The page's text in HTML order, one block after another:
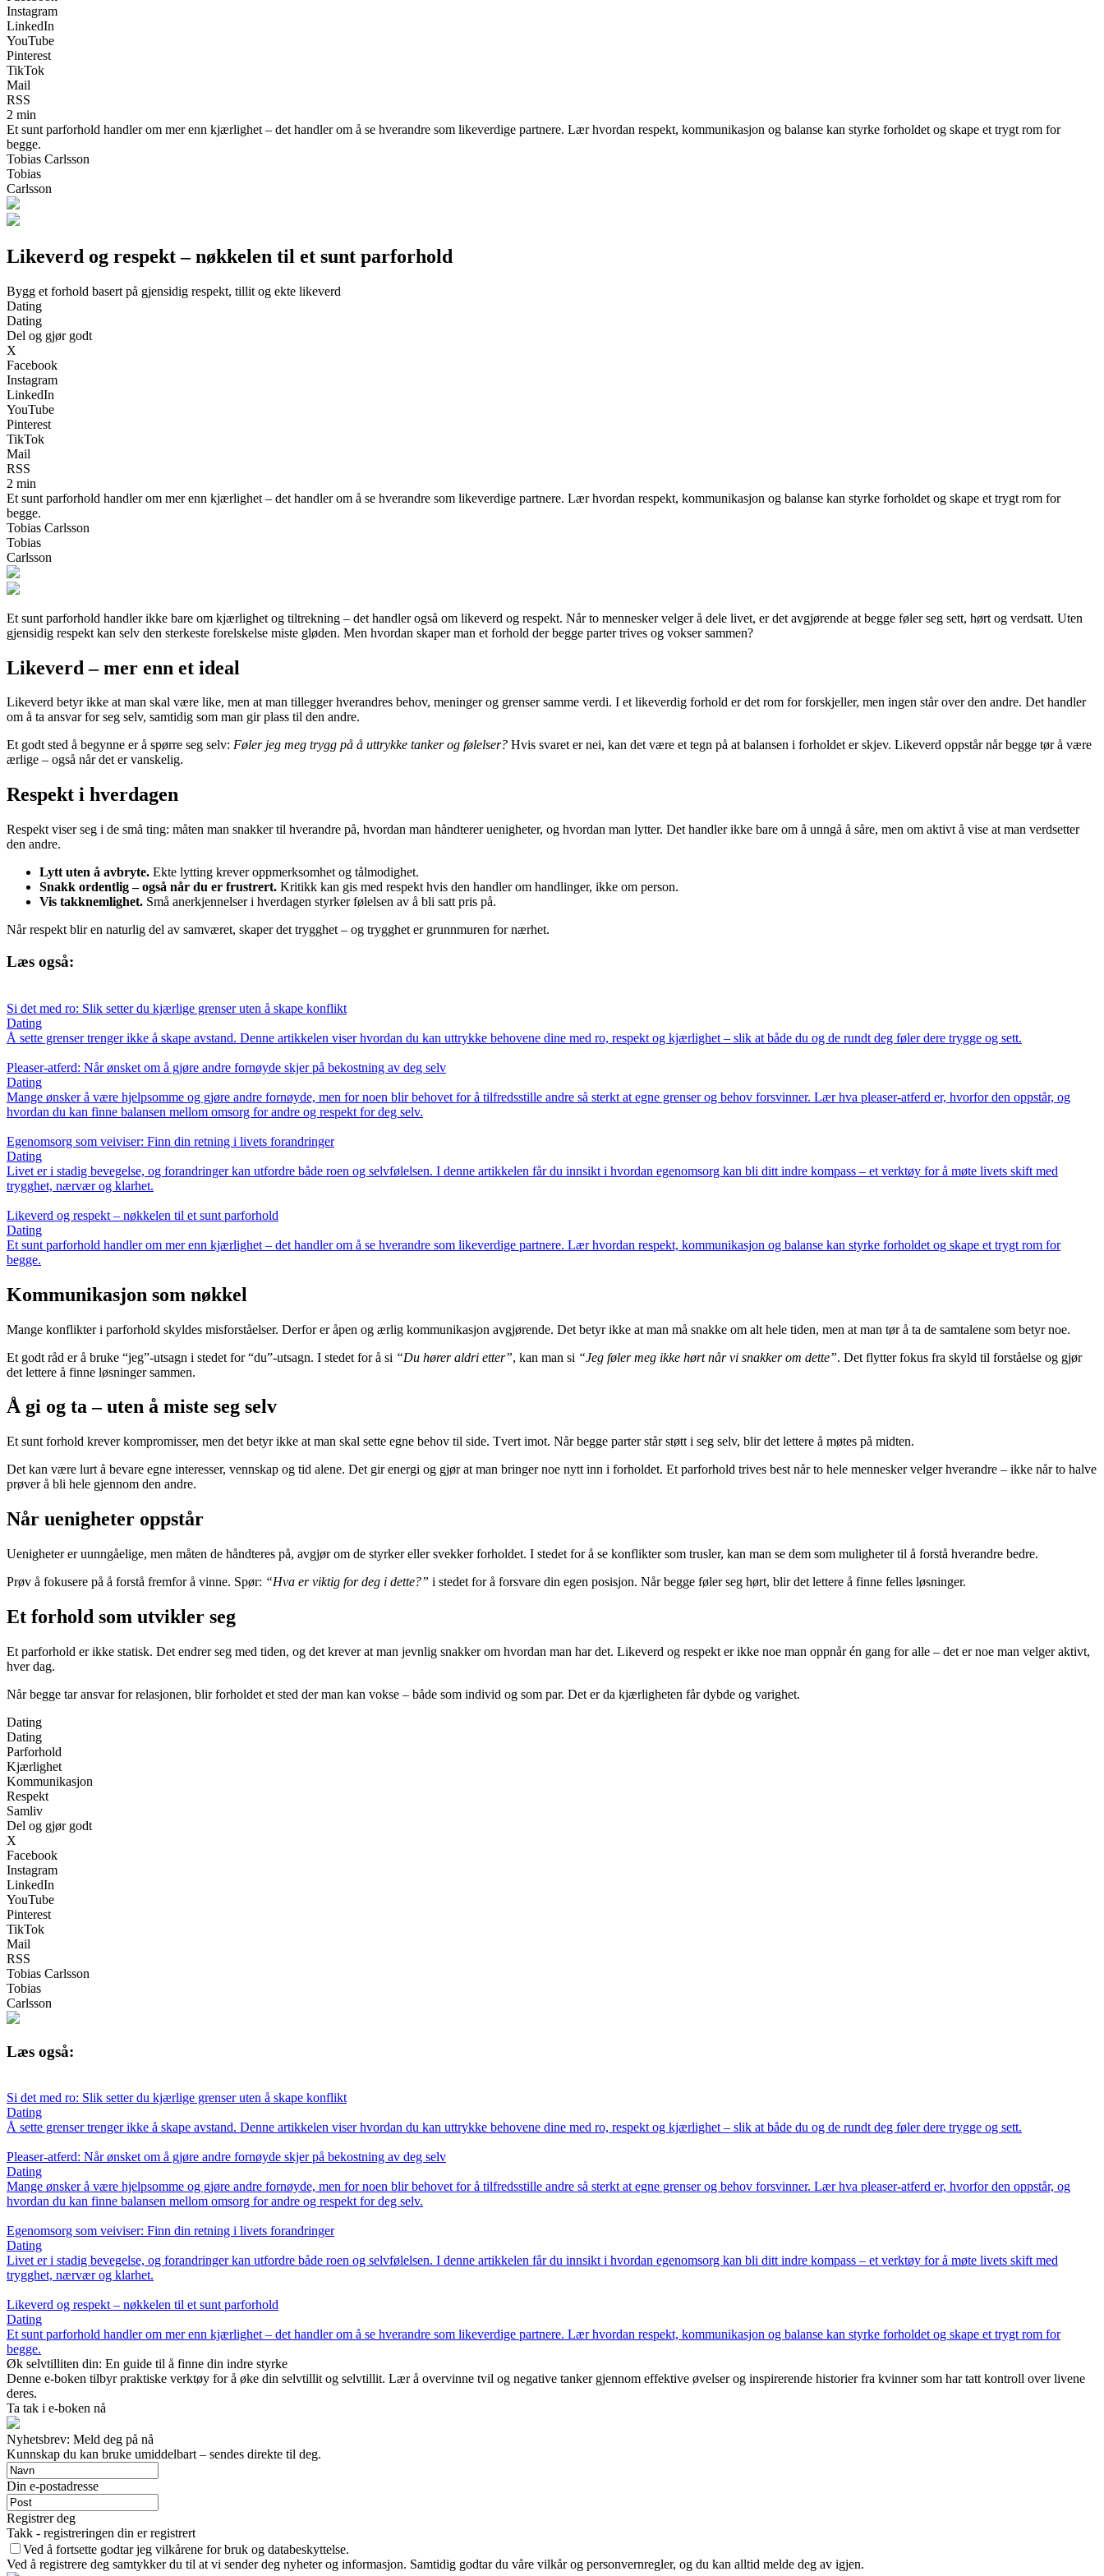
Instagram
LinkedIn
YouTube
Pinterest
TikTok
Mail
RSS
2 min
Et sunt parforhold handler om mer enn kjærlighet – det handler om å se hverandre som likeverdige partnere. Lær hvordan respekt, kommunikasjon og balanse kan styrke forholdet og skape et trygt rom for
begge.
Tobias Carlsson
Tobias
Carlsson
Likeverd og respekt – nøkkelen til et sunt parforhold
Bygg et forhold basert på gjensidig respekt, tillit og ekte likeverd
Dating
Dating
Del og gjør godt
X
Facebook
Instagram
LinkedIn
YouTube
Pinterest
TikTok
Mail
RSS
2 min
Et sunt parforhold handler om mer enn kjærlighet – det handler om å se hverandre som likeverdige partnere. Lær hvordan respekt, kommunikasjon og balanse kan styrke forholdet og skape et trygt rom for
begge.
Tobias Carlsson
Tobias
Carlsson
Et sunt parforhold handler ikke bare om kjærlighet og tiltrekning – det handler også om likeverd og respekt. Når to mennesker velger å dele livet, er det avgjørende at begge føler seg sett, hørt og verdsatt. Uten
gjensidig respekt kan selv den sterkeste forelskelse miste gløden. Men hvordan skaper man et forhold der begge parter trives og vokser sammen?
Likeverd – mer enn et ideal
Likeverd betyr ikke at man skal være like, men at man tillegger hverandres behov, meninger og grenser samme verdi. I et likeverdig forhold er det rom for forskjeller, men ingen står over den andre. Det handler
om å ta ansvar for seg selv, samtidig som man gir plass til den andre.
Et godt sted å begynne er å spørre seg selv: Føler jeg meg trygg på å uttrykke tanker og følelser? Hvis svaret er nei, kan det være et tegn på at balansen i forholdet er skjev. Likeverd oppstår når begge tør å være
ærlige – også når det er vanskelig.
Respekt i hverdagen
Respekt viser seg i de små ting: måten man snakker til hverandre på, hvordan man håndterer uenigheter, og hvordan man lytter. Det handler ikke bare om å unngå å såre, men om aktivt å vise at man verdsetter
den andre.
Lytt uten å avbryte. Ekte lytting krever oppmerksomhet og tålmodighet.
Snakk ordentlig – også når du er frustrert. Kritikk kan gis med respekt hvis den handler om handlinger, ikke om person.
Vis takknemlighet. Små anerkjennelser i hverdagen styrker følelsen av å bli satt pris på.
Når respekt blir en naturlig del av samværet, skaper det trygghet – og trygghet er grunnmuren for nærhet.
Læs også:
Si det med ro: Slik setter du kjærlige grenser uten å skape konflikt
Dating
Å sette grenser trenger ikke å skape avstand. Denne artikkelen viser hvordan du kan uttrykke behovene dine med ro, respekt og kjærlighet – slik at både du og de rundt deg føler dere trygge og sett.
Pleaser-atferd: Når ønsket om å gjøre andre fornøyde skjer på bekostning av deg selv
Dating
Mange ønsker å være hjelpsomme og gjøre andre fornøyde, men for noen blir behovet for å tilfredsstille andre så sterkt at egne grenser og behov forsvinner. Lær hva pleaser-atferd er, hvorfor den oppstår, og
hvordan du kan finne balansen mellom omsorg for andre og respekt for deg selv.
Egenomsorg som veiviser: Finn din retning i livets forandringer
Dating
Livet er i stadig bevegelse, og forandringer kan utfordre både roen og selvfølelsen. I denne artikkelen får du innsikt i hvordan egenomsorg kan bli ditt indre kompass – et verktøy for å møte livets skift med
trygghet, nærvær og klarhet.
Likeverd og respekt – nøkkelen til et sunt parforhold
Dating
Et sunt parforhold handler om mer enn kjærlighet – det handler om å se hverandre som likeverdige partnere. Lær hvordan respekt, kommunikasjon og balanse kan styrke forholdet og skape et trygt rom for
begge.
Kommunikasjon som nøkkel
Mange konflikter i parforhold skyldes misforståelser. Derfor er åpen og ærlig kommunikasjon avgjørende. Det betyr ikke at man må snakke om alt hele tiden, men at man tør å ta de samtalene som betyr noe.
Et godt råd er å bruke “jeg”-utsagn i stedet for “du”-utsagn. I stedet for å si “Du hører aldri etter”, kan man si “Jeg føler meg ikke hørt når vi snakker om dette”. Det flytter fokus fra skyld til forståelse og gjør
det lettere å finne løsninger sammen.
Å gi og ta – uten å miste seg selv
Et sunt forhold krever kompromisser, men det betyr ikke at man skal sette egne behov til side. Tvert imot. Når begge parter står støtt i seg selv, blir det lettere å møtes på midten.
Det kan være lurt å bevare egne interesser, vennskap og tid alene. Det gir energi og gjør at man bringer noe nytt inn i forholdet. Et parforhold trives best når to hele mennesker velger hverandre – ikke når to halve
prøver å bli hele gjennom den andre.
Når uenigheter oppstår
Uenigheter er uunngåelige, men måten de håndteres på, avgjør om de styrker eller svekker forholdet. I stedet for å se konflikter som trusler, kan man se dem som muligheter til å forstå hverandre bedre.
Prøv å fokusere på å forstå fremfor å vinne. Spør: “Hva er viktig for deg i dette?” i stedet for å forsvare din egen posisjon. Når begge føler seg hørt, blir det lettere å finne felles løsninger.
Et forhold som utvikler seg
Et parforhold er ikke statisk. Det endrer seg med tiden, og det krever at man jevnlig snakker om hvordan man har det. Likeverd og respekt er ikke noe man oppnår én gang for alle – det er noe man velger aktivt,
hver dag.
Når begge tar ansvar for relasjonen, blir forholdet et sted der man kan vokse – både som individ og som par. Det er da kjærligheten får dybde og varighet.
Dating
Dating
Parforhold
Kjærlighet
Kommunikasjon
Respekt
Samliv
Del og gjør godt
X
Facebook
Instagram
LinkedIn
YouTube
Pinterest
TikTok
Mail
RSS
Tobias Carlsson
Tobias
Carlsson
Læs også:
Si det med ro: Slik setter du kjærlige grenser uten å skape konflikt
Dating
Å sette grenser trenger ikke å skape avstand. Denne artikkelen viser hvordan du kan uttrykke behovene dine med ro, respekt og kjærlighet – slik at både du og de rundt deg føler dere trygge og sett.
Pleaser-atferd: Når ønsket om å gjøre andre fornøyde skjer på bekostning av deg selv
Dating
Mange ønsker å være hjelpsomme og gjøre andre fornøyde, men for noen blir behovet for å tilfredsstille andre så sterkt at egne grenser og behov forsvinner. Lær hva pleaser-atferd er, hvorfor den oppstår, og
hvordan du kan finne balansen mellom omsorg for andre og respekt for deg selv.
Egenomsorg som veiviser: Finn din retning i livets forandringer
Dating
Livet er i stadig bevegelse, og forandringer kan utfordre både roen og selvfølelsen. I denne artikkelen får du innsikt i hvordan egenomsorg kan bli ditt indre kompass – et verktøy for å møte livets skift med
trygghet, nærvær og klarhet.
Likeverd og respekt – nøkkelen til et sunt parforhold
Dating
Et sunt parforhold handler om mer enn kjærlighet – det handler om å se hverandre som likeverdige partnere. Lær hvordan respekt, kommunikasjon og balanse kan styrke forholdet og skape et trygt rom for
begge.
Øk selvtilliten din: En guide til å finne din indre styrke
Denne e-boken tilbyr praktiske verktøy for å øke din selvtillit og selvtillit. Lær å overvinne tvil og negative tanker gjennom effektive øvelser og inspirerende historier fra kvinner som har tatt kontroll over livene
deres.
Ta tak i e-boken nå
Nyhetsbrev: Meld deg på nå
Kunnskap du kan bruke umiddelbart – sendes direkte til deg.
Din e-postadresse
Registrer deg
Takk - registreringen din er registrert
Ved å fortsette godtar jeg vilkårene for bruk og databeskyttelse.
Ved å registrere deg samtykker du til at vi sender deg nyheter og informasjon. Samtidig godtar du våre vilkår og personvernregler, og du kan alltid melde deg av igjen.